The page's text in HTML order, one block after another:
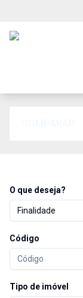
O que deseja?
Finalidade
Código
Tipo de imóvel